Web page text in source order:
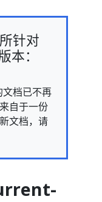
针对
本：
档已不再
自于一份
文档，请